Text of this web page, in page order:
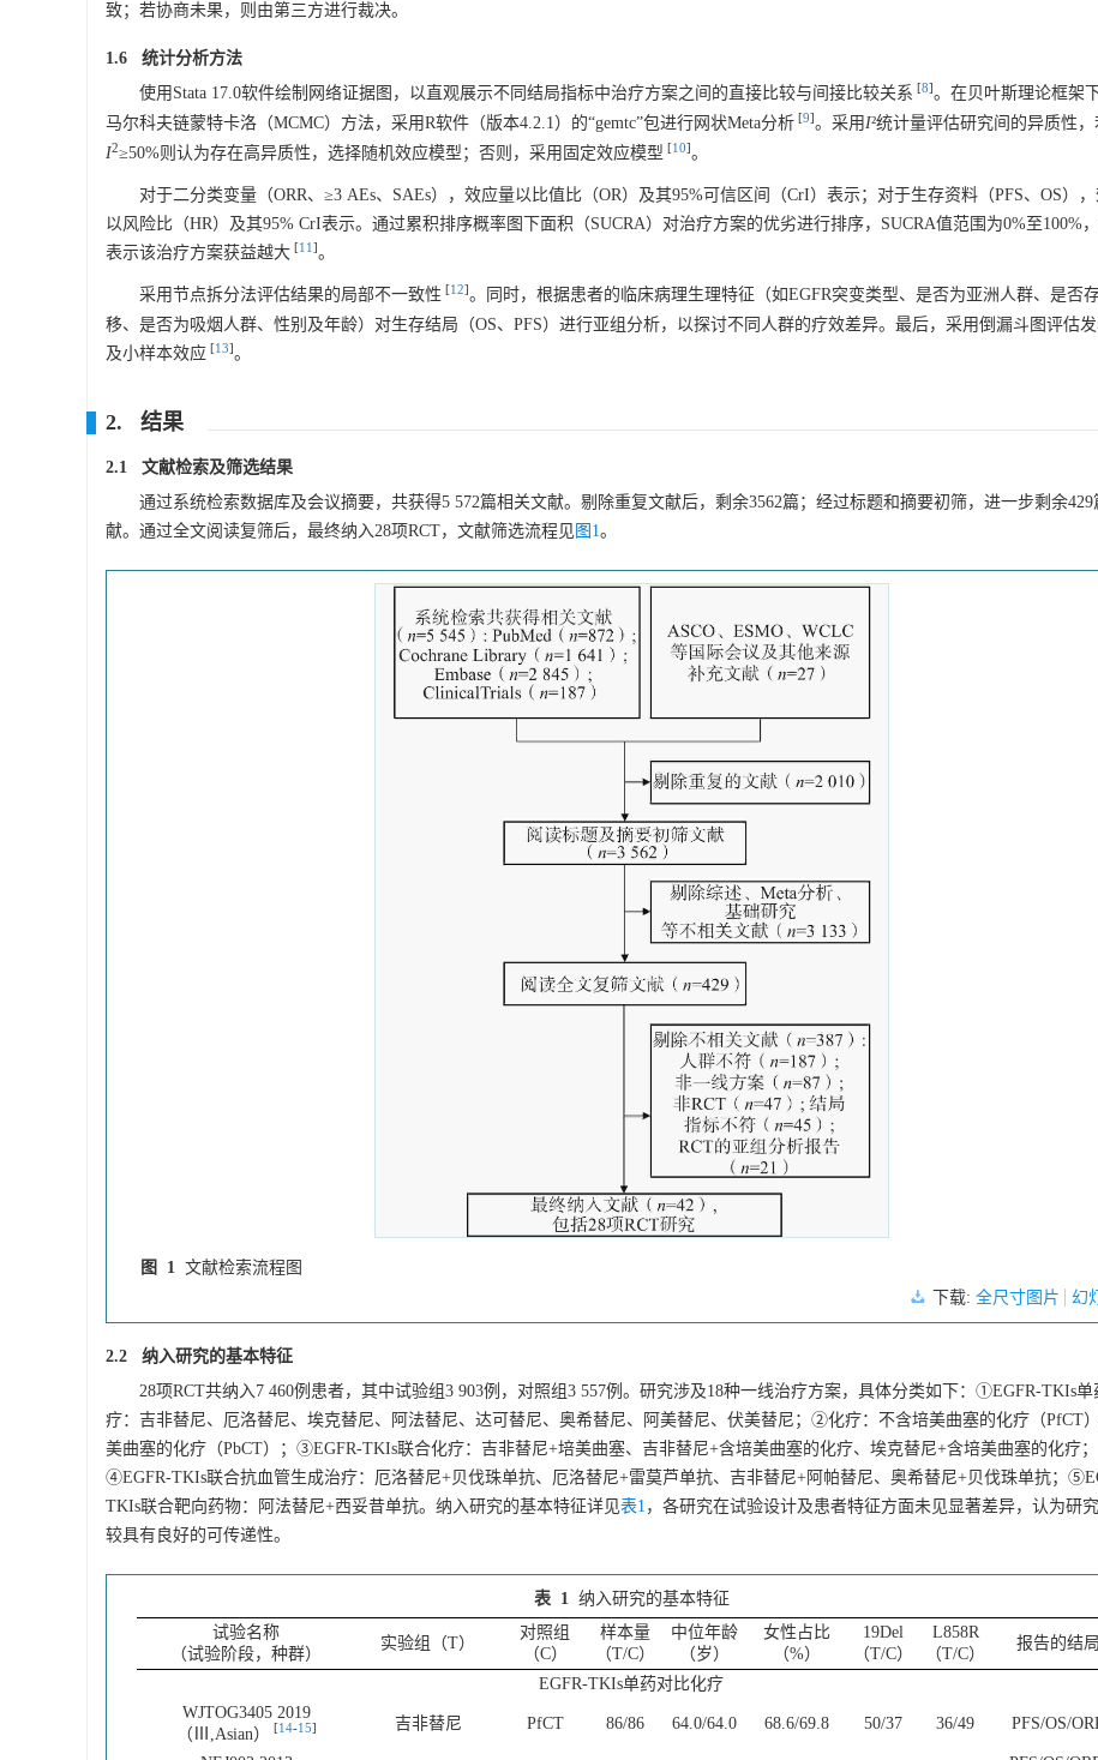
致；若协商未果，则由第三方进行裁决。
1.6 统计分析方法
使用Stata 17.0软件绘制网络证据图，以直观展示不同结局指标中治疗方案之间的直接比较与间接比较关系 [8]。在贝叶斯理论框架
马尔科夫链蒙特卡洛（MCMC）方法，采用R软件（版本4.2.1）的“gemtc”包进行网状Meta分析 [9]。采用I²统计量评估研究间的异质性，
I2≥50%则认为存在高异质性，选择随机效应模型；否则，采用固定效应模型 [10]。
对于二分类变量（ORR、≥3 AEs、SAEs），效应量以比值比（OR）及其95%可信区间（CrI）表示；对于生存资料（PFS、OS）
以风险比（HR）及其95% CrI表示。通过累积排序概率图下面积（SUCRA）对治疗方案的优劣进行排序，SUCRA值范围为0%至100%
表示该治疗方案获益越大 [11 ]。
采用节点拆分法评估结果的局部不一致性 [12]。同时，根据患者的临床病理生理特征（如EGFR突变类型、是否为亚洲人群、是否
移、是否为吸烟人群、性别及年龄）对生存结局（OS、PFS）进行亚组分析，以探讨不同人群的疗效差异。最后，采用倒漏斗图评估
及小样本效应 [13]。
2. 结果
2.1 文献检索及筛选结果
通过系统检索数据库及会议摘要，共获得5 572篇相关文献。剔除重复文献后，剩余3562篇；经过标题和摘要初筛，进一步剩余429
献。通过全文阅读复筛后，最终纳入28项RCT，文献筛选流程见图1。
图 1
文献检索流程图
下载: 全尺寸图片 幻
2.2 纳入研究的基本特征
28项RCT共纳入7 460例患者，其中试验组3 903例，对照组3 557例。研究涉及18种一线治疗方案，具体分类如下：①EGFR-TKIs单
疗：吉非替尼、厄洛替尼、埃克替尼、阿法替尼、达可替尼、奥希替尼、阿美替尼、伏美替尼；②化疗：不含培美曲塞的化疗（PfCT
美曲塞的化疗（PbCT）；③EGFR-TKIs联合化疗：吉非替尼+培美曲塞、吉非替尼+含培美曲塞的化疗、埃克替尼+含培美曲塞的化疗；
④EGFR-TKIs联合抗血管生成治疗：厄洛替尼+贝伐珠单抗、厄洛替尼+雷莫芦单抗、吉非替尼+阿帕替尼、奥希替尼+贝伐珠单抗；
TKIs联合靶向药物：阿法替尼+西妥昔单抗。纳入研究的基本特征详见表1 ，各研究在试验设计及患者特征方面未见显著差异，认为研
较具有良好的可传递性。
表 1
纳入研究的基本特征
试验名称
（试验阶段，种群）
实验组（T）
对照组
（C）
样本量
（T/C）
中位年龄
（岁）
女性占比
（%）
19Del
（T/C）
L858R
（T/C）
报告的结局
EGFR-TKIs单药对比化疗
WJTOG3405 2019
（Ⅲ,Asian）
[14-15] 吉非替尼 PfCT 86/86 64.0/64.0 68.6/69.8 50/37 36/49 PFS/OS/